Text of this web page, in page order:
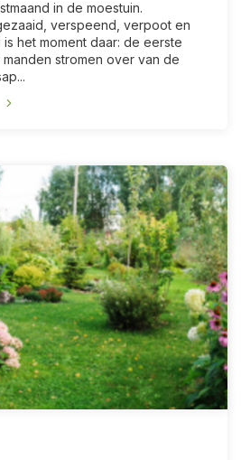
in de moestuin.
verspeend, verpoot en
het moment daar: de eerste
stromen over van de